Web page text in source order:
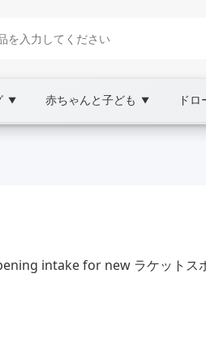
▼ 赤ちゃんと子ども ▼ ド
intake for new ラケット